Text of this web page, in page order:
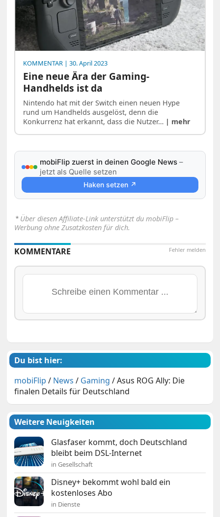
KOMMENTAR | 30. April 2023
Eine neue Ära der Gaming-
Handhelds ist da
Nintendo hat mit der Switch einen neuen Hype
rund um Handhelds ausgelöst, denn die
Konkurrenz hat erkannt, dass die Nutzer… | mehr
mobiFlip zuerst in deinen Google News –
jetzt als Quelle setzen
Haken setzen ↗
⋆ Über diesen Affiliate-Link unterstützt du mobiFlip –
Werbung ohne Zusatzkosten für dich.
Fehler melden
KOMMENTARE
Du bist hier:
mobiFlip / News / Gaming /Asus ROG Ally: Die
finalen Details für Deutschland
Weitere Neuigkeiten
Glasfaser kommt, doch Deutschland
bleibt beim DSL-Internet
in Gesellschaft
Disney+ bekommt wohl bald ein
kostenloses Abo
in Dienste